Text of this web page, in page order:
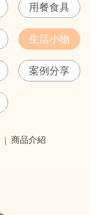
用餐食具
生活小物
案例分享
| 商品介紹